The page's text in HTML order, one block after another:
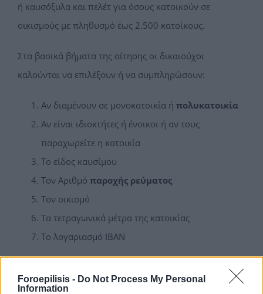
Foroepilisis - Do Not Process My Personal
Information
ή καυσόξυλα και πελέτ για όσους κατοικούν σε
οικισμούς με πληθυσμό έως 2.500 κατοίκους.
Στα βασικά βήματα της αίτησης οι δικαιούχοι
καλούνται να επιλέξουν ή να συμπληρώσουν:
Αν διαμένουν σε μονοκατοικία ή πολυκατοικία
Αν είναι ιδιοκτήτες ή ένοικοι ή αν τους
παραχωρείτε η κατοικία
Το είδος καυσίμου
Τον Αριθμό παροχής ρεύματος
Τον οικισμό
Τα τετραγωνικά μέτρα της κατοικίας
Το λογαριασμό IBAN